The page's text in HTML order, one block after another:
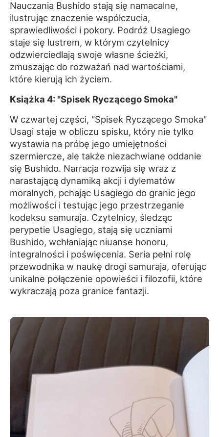
Nauczania Bushido stają się namacalne,
ilustrując znaczenie współczucia,
sprawiedliwości i pokory. Podróż Usagiego
staje się lustrem, w którym czytelnicy
odzwierciedlają swoje własne ścieżki,
zmuszając do rozważań nad wartościami,
które kierują ich życiem.
Książka 4: "Spisek Ryczącego Smoka"
W czwartej części, "Spisek Ryczącego Smoka"
Usagi staje w obliczu spisku, który nie tylko
wystawia na próbę jego umiejętności
szermiercze, ale także niezachwiane oddanie
się Bushido. Narracja rozwija się wraz z
narastającą dynamiką akcji i dylematów
moralnych, pchając Usagiego do granic jego
możliwości i testując jego przestrzeganie
kodeksu samuraja. Czytelnicy, śledząc
perypetie Usagiego, stają się uczniami
Bushido, wchłaniając niuanse honoru,
integralności i poświęcenia. Seria pełni rolę
przewodnika w naukę drogi samuraja, oferując
unikalne połączenie opowieści i filozofii, które
wykraczają poza granice fantazji.